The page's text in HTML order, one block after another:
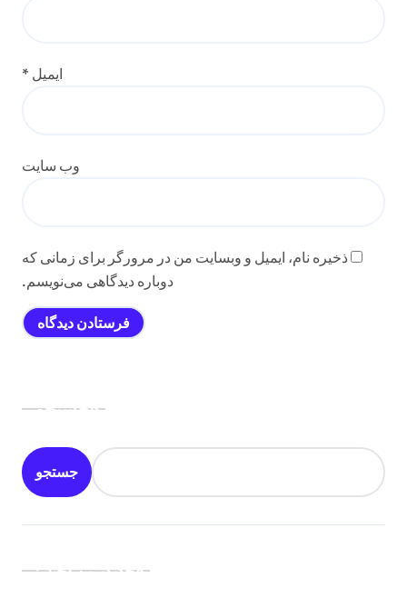
ایمیل *
وب‌ سایت
ذخیره نام، ایمیل و وبسایت من در مرورگر برای زمانی که
دوباره دیدگاهی می‌نویسم.
جستجو
جستجو
جدیدترین اخبار: